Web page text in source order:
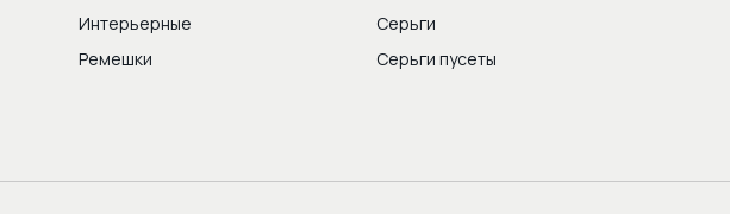
Интерьерные
Ремешки
Серьги
Серьги пусеты